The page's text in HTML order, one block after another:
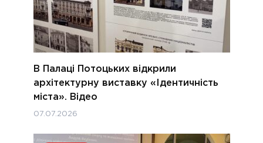
В Палаці Потоцьких відкрили
архітектурну виставку «Ідентичність
міста». Відео
07.07.2026